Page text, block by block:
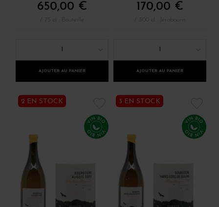
650,00 €
1
AJOUTER AU PANIER
170,00 €
/ 300 cl : Jéroboam
1
AJOUTER AU PANIER
2 EN STOCK 3 EN STOCK